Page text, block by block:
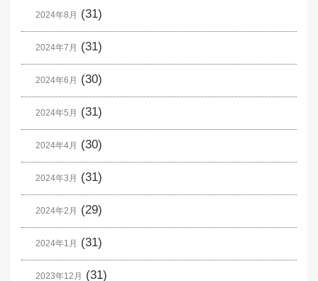
2024年8月 (31)
2024年7月 (31)
2024年6月 (30)
2024年5月 (31)
2024年4月 (30)
2024年3月 (31)
2024年2月 (29)
2024年1月 (31)
2023年12月 (31)